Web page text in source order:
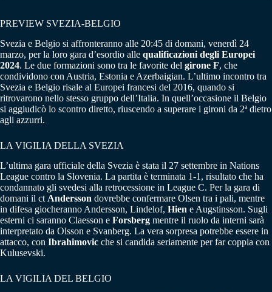
PREVIEW SVEZIA-BELGIO
Svezia e Belgio si affronteranno alle 20:45 di domani, venerdì 24
marzo, per la loro gara d’esordio alle qualificazioni degli Europei
2024. Le due formazioni sono tra le favorite del girone F, che
condividono con Austria, Estonia e Azerbaigian. L’ultimo incontro tra
Svezia e Belgio risale al Europei francesi del 2016, quando si
ritrovarono nello stesso gruppo dell’Italia. In quell’occasione il Belgio
si aggiudicò lo scontro diretto, riuscendo a superare i gironi da 2ª dietro
agli azzurri.
LA VIGILIA DELLA SVEZIA
L’ultima gara ufficiale della Svezia è stata il 27 settembre in Nations
League contro la Slovenia. La partita è terminata 1-1, risultato che ha
condannato gli svedesi alla retrocessione in League C. Per la gara di
domani il ct Andersson dovrebbe confermare Olsen tra i pali, mentre
in difesa giocheranno Andersson, Lindelof, Hien e Augstinsson. Sugli
esterni ci saranno Claesson e Forsberg mentre il ruolo da interni sarà
interpretato da Olsson e Svanberg. La vera sorpresa potrebbe essere in
attacco, con Ibrahimovic che si candida seriamente per far coppia con
Kulusevski.
LA VIGILIA DEL BELGIO